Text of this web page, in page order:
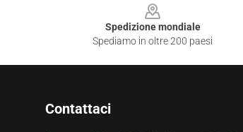
Spedizione mondiale
Spediamo in oltre 200 paesi
Contattaci